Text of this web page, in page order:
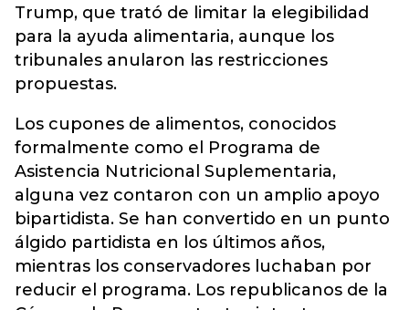
Trump, que trató de limitar la elegibilidad
para la ayuda alimentaria, aunque los
tribunales anularon las restricciones
propuestas.
Los cupones de alimentos, conocidos
formalmente como el Programa de
Asistencia Nutricional Suplementaria,
alguna vez contaron con un amplio apoyo
bipartidista. Se han convertido en un punto
álgido partidista en los últimos años,
mientras los conservadores luchaban por
reducir el programa. Los republicanos de la